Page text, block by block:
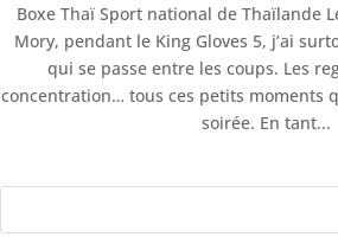
Boxe Thaï Sport national de Thaïlande
Mory, pendant le King Gloves 5, j’ai
qui se passe entre les coups. Les
concentration… tous ces petits moments
soirée. En tant...